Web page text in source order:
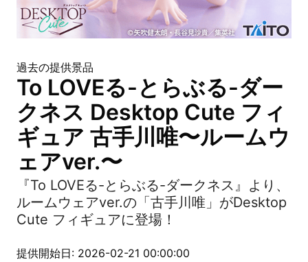
過去の提供景品
To LOVEる-とらぶる-ダー
クネス Desktop Cute フィ
ギュア 古手川唯〜ルームウ
ェアver.〜
『To LOVEる-とらぶる-ダークネス』より、
ルームウェアver.の「古手川唯」がDesktop
Cute フィギュアに登場！
提供開始日: 2026-02-21 00:00:00